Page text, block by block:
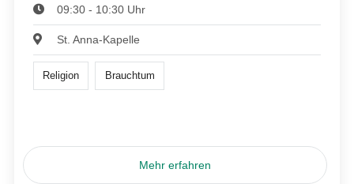
09:30 - 10:30 Uhr
St. Anna-Kapelle
Religion Brauchtum
Mehr erfahren